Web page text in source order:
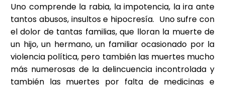
Uno comprende la rabia, la impotencia, la ira ante
tantos abusos, insultos e hipocresía. Uno sufre con
el dolor de tantas familias, que lloran la muerte de
un hijo, un hermano, un familiar ocasionado por la
violencia política, pero también las muertes mucho
más numerosas de la delincuencia incontrolada y
también las muertes por falta de medicinas e